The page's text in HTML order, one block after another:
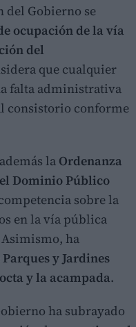
del Gobierno se
ocupación de la vía
del
que cualquier
falta administrativa
consistorio conforme
la Ordenanza
Dominio Público
sobre la
en la vía pública
ha
y Jardines
y la acampada.
ha subrayado